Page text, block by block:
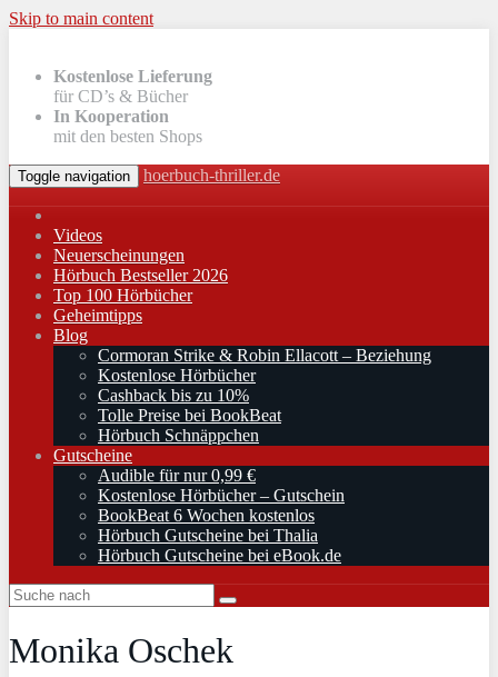
Skip to main content
Kostenlose Lieferung
für CD’s & Bücher
In Kooperation
mit den besten Shops
Toggle navigation hoerbuch-thriller.de
Videos
Neuerscheinungen
Hörbuch Bestseller 2026
Top 100 Hörbücher
Geheimtipps
Blog
Cormoran Strike & Robin Ellacott – Beziehung
Kostenlose Hörbücher
Cashback bis zu 10%
Tolle Preise bei BookBeat
Hörbuch Schnäppchen
Gutscheine
Audible für nur 0,99 €
Kostenlose Hörbücher – Gutschein
BookBeat 6 Wochen kostenlos
Hörbuch Gutscheine bei Thalia
Hörbuch Gutscheine bei eBook.de
Monika Oschek